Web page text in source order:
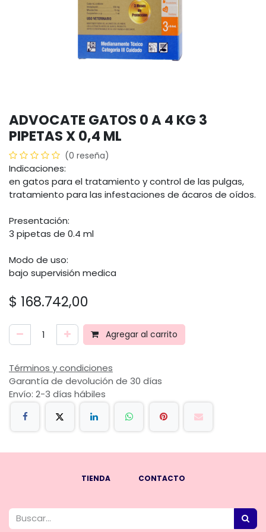
ADVOCATE GATOS 0 A 4 KG 3
PIPETAS X 0,4 ML
(0 reseña)
Indicaciones:
en gatos para el tratamiento y control de las pulgas,
tratamiento para las infestaciones de ácaros de oídos.
Presentación:
3 pipetas de 0.4 ml
Modo de uso:
bajo supervisión medica
$ 168.742,00
Agregar al carrito
Términos y condiciones
Garantía de devolución de 30 días
Envío: 2-3 días hábiles
TIENDA CONTACTO